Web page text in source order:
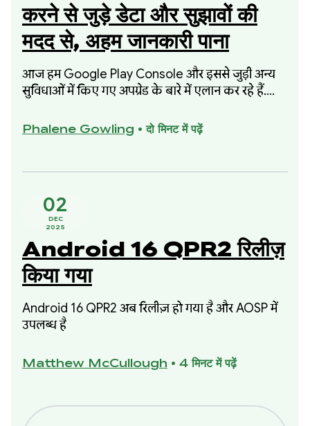
करने से जुड़े डेटा और सुझावों की
मदद से, अहम जानकारी पाना
आज हम Google Play Console और इससे जुड़ी अन्य
सुविधाओं में किए गए अपग्रेड के बारे में एलान कर रहे हैं.
जानकारी मिलेगी. साथ ही, इसे बेहतर बनाने के लिए, डेटा पर
आधारित खास चरणों के बारे में पता चलेगा.
Phalene Gowling • दो मिनट में पढ़ें
02
DEC
2025
Android 16 QPR2 रिलीज़
किया गया
Android 16 QPR2 अब रिलीज़ हो गया है और AOSP में
उपलब्ध है
Matthew McCullough • 4 मिनट में पढ़ें